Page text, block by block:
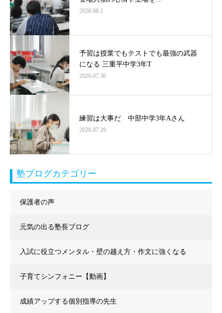
2026.08.1
予習は授業でもテストでも最強の武器
になる 三重平中学3年T
2026.07.30
練習は大事だ 中部中学3年Aさん
2026.07.29
塾ブログカテゴリー
保護者の声
元気の出る塾長ブログ
入試に役立つメンタル・壁の越え方・作文に強くなる
子育てシンフォニー【動画】
成績アップする個別指導の先生